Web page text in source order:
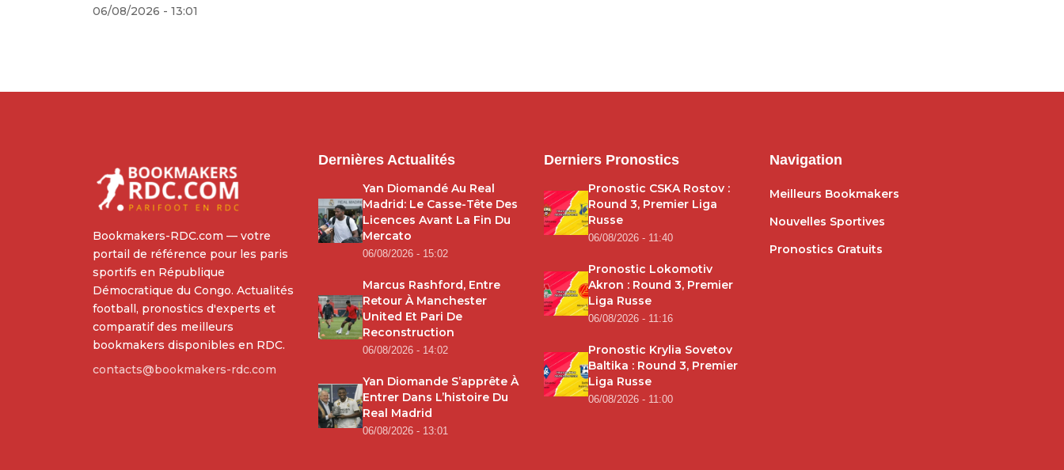
06/08/2026 - 13:01
Bookmakers-RDC.com — votre
portail de référence pour les paris
sportifs en République
Démocratique du Congo. Actualités
football, pronostics d'experts et
comparatif des meilleurs
bookmakers disponibles en RDC.
contacts@bookmakers-rdc.com
Dernières Actualités
Yan Diomandé Au Real
Madrid: Le Casse-Tête Des
Licences Avant La Fin Du
Mercato
06/08/2026 - 15:02
Marcus Rashford, Entre
Retour À Manchester
United Et Pari De
Reconstruction
06/08/2026 - 14:02
Yan Diomande S’apprête À
Entrer Dans L’histoire Du
Real Madrid
06/08/2026 - 13:01
Derniers Pronostics
Pronostic CSKA Rostov :
Round 3, Premier Liga
Russe
06/08/2026 - 11:40
Pronostic Lokomotiv
Akron : Round 3, Premier
Liga Russe
06/08/2026 - 11:16
Pronostic Krylia Sovetov
Baltika : Round 3, Premier
Liga Russe
06/08/2026 - 11:00
Navigation
Meilleurs Bookmakers
Nouvelles Sportives
Pronostics Gratuits